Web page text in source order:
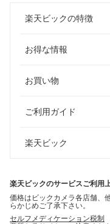
楽天ビックの特徴
お得な情報
お買い物
ご利用ガイド
楽天ビック
楽天ビックのサービスご利用
価格はビックカメラ各店舗、
らかじめご了承下さい。
セルフメディケーション税制